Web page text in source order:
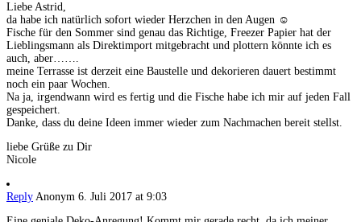
Liebe Astrid,
da habe ich natürlich sofort wieder Herzchen in den Augen ☺
Fische für den Sommer sind genau das Richtige, Freezer Papier hat der
Lieblingsmann als Direktimport mitgebracht und plottern könnte ich es
auch, aber…….
meine Terrasse ist derzeit eine Baustelle und dekorieren dauert bestimmt
noch ein paar Wochen.
Na ja, irgendwann wird es fertig und die Fische habe ich mir auf jeden Fall
gespeichert.
Danke, dass du deine Ideen immer wieder zum Nachmachen bereit stellst.
liebe Grüße zu Dir
Nicole
Reply Anonym 6. Juli 2017 at 9:03